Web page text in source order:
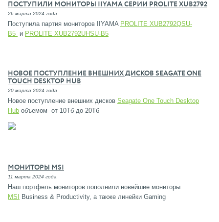
ПОСТУПИЛИ МОНИТОРЫ IIYAMA СЕРИИ PROLITE XUB2792
26 марта 2024 года
Поступила партия мониторов IIYAMA PROLITE XUB2792QSU-
B5 и PROLITE XUB2792UHSU-B5
НОВОЕ ПОСТУПЛЕНИЕ ВНЕШНИХ ДИСКОВ SEAGATE ONE
TOUCH DESKTOP HUB
20 марта 2024 года
Новое поступление внешних дисков Seagate One Touch Desktop
Hub объемом от 10Тб до 20Тб
МОНИТОРЫ MSI
11 марта 2024 года
Наш портфель мониторов пополнили новейшие мониторы
MSI Business & Productivity, а также линейки Gaming